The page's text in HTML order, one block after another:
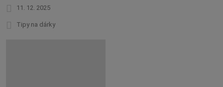
11. 12. 2025
Tipy na dárky